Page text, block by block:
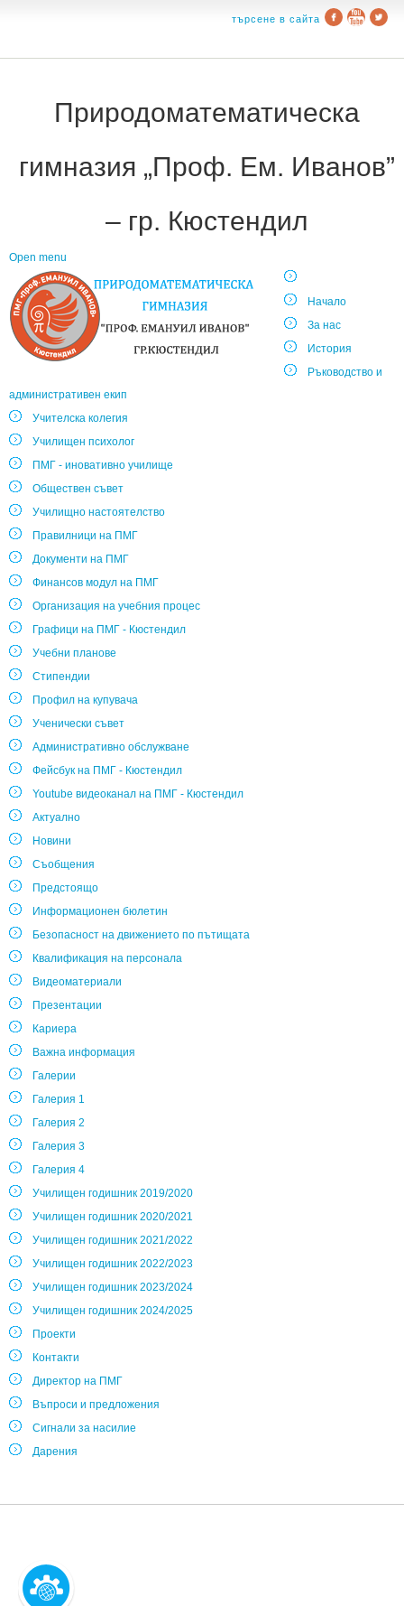
търсене в сайта
Природоматематическа
гимназия „Проф. Ем. Иванов”
– гр. Кюстендил
Open menu
Начало
За нас
История
Ръководство и
административен екип
Учителска колегия
Училищен психолог
ПМГ - иновативно училище
Обществен съвет
Училищно настоятелство
Правилници на ПМГ
Документи на ПМГ
Финансов модул на ПМГ
Организация на учебния процес
Графици на ПМГ - Кюстендил
Учебни планове
Стипендии
Профил на купувача
Ученически съвет
Административно обслужване
Фейсбук на ПМГ - Кюстендил
Youtube видеоканал на ПМГ - Кюстендил
Актуално
Новини
Съобщения
Предстоящо
Информационен бюлетин
Безопасност на движението по пътищата
Квалификация на персонала
Видеоматериали
Презентации
Кариера
Важна информация
Галерии
Галерия 1
Галерия 2
Галерия 3
Галерия 4
Училищен годишник 2019/2020
Училищен годишник 2020/2021
Училищен годишник 2021/2022
Училищен годишник 2022/2023
Училищен годишник 2023/2024
Училищен годишник 2024/2025
Проекти
Контакти
Директор на ПМГ
Въпроси и предложения
Сигнали за насилие
Дарения